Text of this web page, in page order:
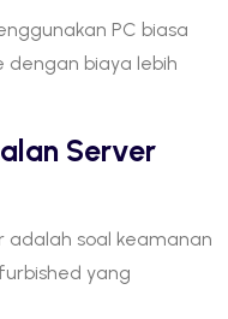
PC biasa
dengan biaya lebih
Server
adalah soal keamanan
yang